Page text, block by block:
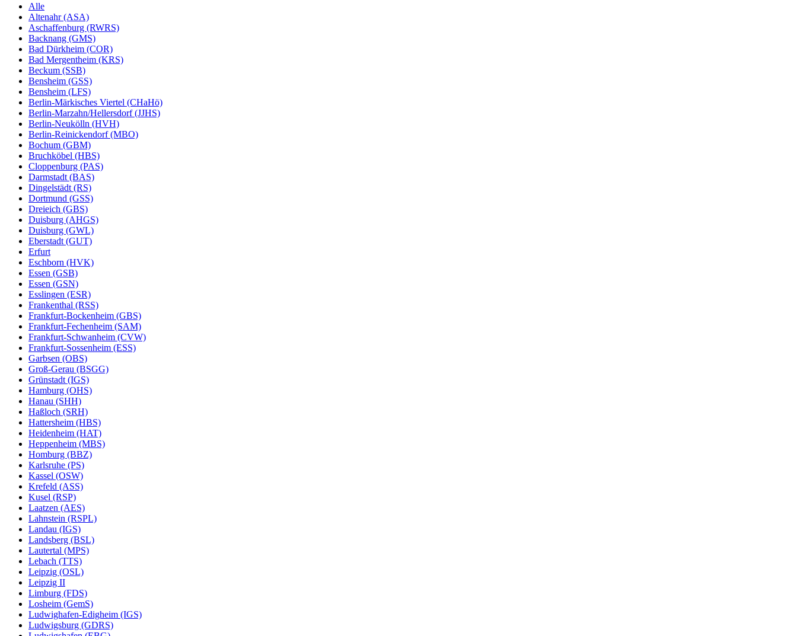
Alle
Altenahr (ASA)
Aschaffenburg (RWRS)
Backnang (GMS)
Bad Dürkheim (COR)
Bad Mergentheim (KRS)
Beckum (SSB)
Bensheim (GSS)
Bensheim (LFS)
Berlin-Märkisches Viertel (CHaHö)
Berlin-Marzahn/Hellersdorf (JJHS)
Berlin-Neukölln (HVH)
Berlin-Reinickendorf (MBO)
Bochum (GBM)
Bruchköbel (HBS)
Cloppenburg (PAS)
Darmstadt (BAS)
Dingelstädt (RS)
Dortmund (GSS)
Dreieich (GBS)
Duisburg (AHGS)
Duisburg (GWL)
Eberstadt (GUT)
Erfurt
Eschborn (HVK)
Essen (GSB)
Essen (GSN)
Esslingen (ESR)
Frankenthal (RSS)
Frankfurt-Bockenheim (GBS)
Frankfurt-Fechenheim (SAM)
Frankfurt-Schwanheim (CVW)
Frankfurt-Sossenheim (ESS)
Garbsen (OBS)
Groß-Gerau (BSGG)
Grünstadt (IGS)
Hamburg (OHS)
Hanau (SHH)
Haßloch (SRH)
Hattersheim (HBS)
Heidenheim (HAT)
Heppenheim (MBS)
Homburg (BBZ)
Karlsruhe (PS)
Kassel (OSW)
Krefeld (ASS)
Kusel (RSP)
Laatzen (AES)
Lahnstein (RSPL)
Landau (IGS)
Landsberg (BSL)
Lautertal (MPS)
Lebach (TTS)
Leipzig (OSL)
Leipzig II
Limburg (FDS)
Losheim (GemS)
Ludwighafen-Edigheim (IGS)
Ludwigsburg (GDRS)